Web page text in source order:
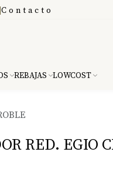
Contacto
REBAJAS LOWCOST
RED. EGIO